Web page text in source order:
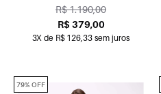
R$ 1.190,00
R$ 379,00
3X de R$ 126,33 sem juros
79% OFF